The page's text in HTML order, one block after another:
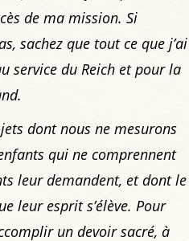
de ma mission. Si
sachez que tout ce que j’ai
service du Reich et pour la
dont nous ne mesurons
qui ne comprennent
leur demandent, et dont le
leur esprit s’élève. Pour
un devoir sacré, à